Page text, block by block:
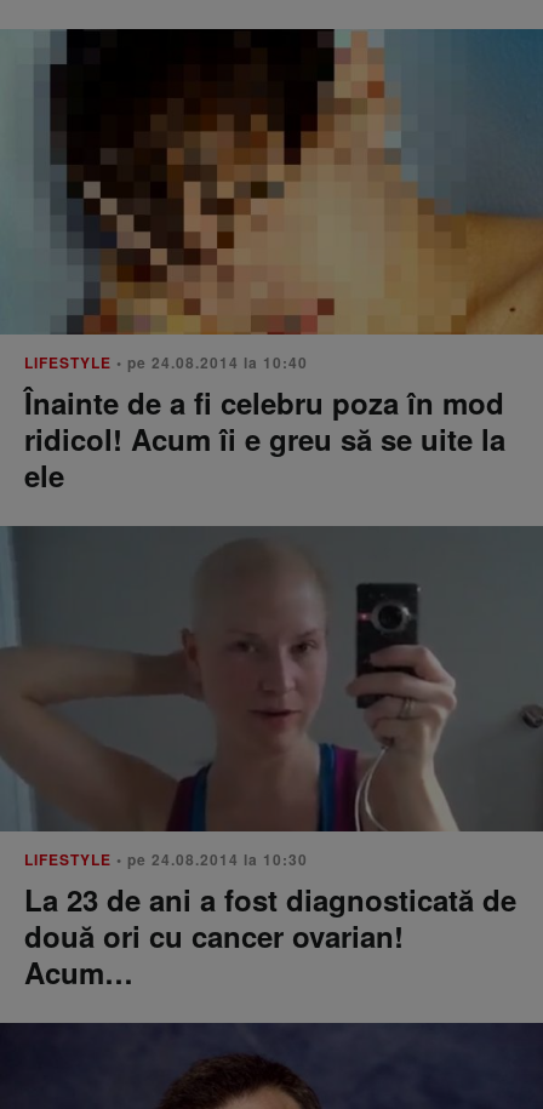
LIFESTYLE • pe 24.08.2014 la 10:40
Înainte de a fi celebru poza în mod
ridicol! Acum îi e greu să se uite la
ele
LIFESTYLE • pe 24.08.2014 la 10:30
La 23 de ani a fost diagnosticată de
două ori cu cancer ovarian!
Acum…